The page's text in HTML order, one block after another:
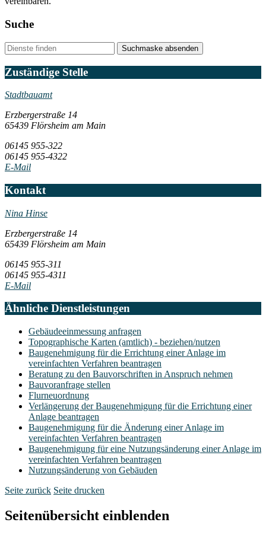
Suche
Suchmaske absenden
Zuständige Stelle
Stadtbauamt
Erzbergerstraße 14
65439 Flörsheim am Main
06145 955-322
06145 955-4322
E-Mail
Kontakt
Nina Hinse
Erzbergerstraße 14
65439 Flörsheim am Main
06145 955-311
06145 955-4311
E-Mail
Ähnliche Dienstleistungen
Gebäudeeinmessung anfragen
Topographische Karten (amtlich) - beziehen/nutzen
Baugenehmigung für die Errichtung einer Anlage im
vereinfachten Verfahren beantragen
Beratung zu den Bauvorschriften in Anspruch nehmen
Bauvoranfrage stellen
Flurneuordnung
Verlängerung der Baugenehmigung für die Errichtung einer
Anlage beantragen
Baugenehmigung für die Änderung einer Anlage im
vereinfachten Verfahren beantragen
Baugenehmigung für eine Nutzungsänderung einer Anlage im
vereinfachten Verfahren beantragen
Nutzungsänderung von Gebäuden
Seite zurück Seite drucken
Seitenübersicht einblenden